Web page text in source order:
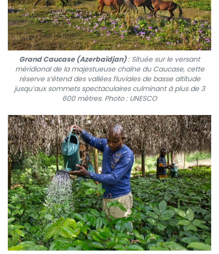
Grand Caucase (Azerbaïdjan) : Située sur le versant
méridional de la majestueuse chaîne du Caucase, cette
réserve s’étend des vallées fluviales de basse altitude
jusqu’aux sommets spectaculaires culminant à plus de 3
600 mètres. Photo : UNESCO